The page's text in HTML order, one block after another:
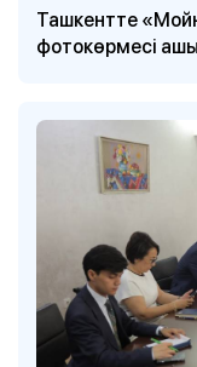
Ташкентте
фотокөрмесі